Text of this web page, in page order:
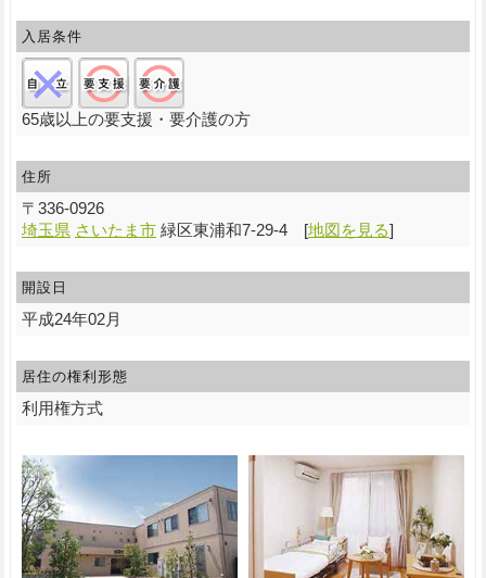
入居条件
65歳以上の要支援・要介護の方
住所
〒 336-0926
埼玉県 さいたま市 緑区東浦和7-29-4[地図を見る]
開設日
平成24年02月
居住の権利形態
利用権方式